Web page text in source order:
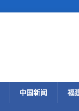
中国新闻 福